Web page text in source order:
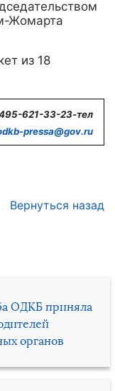
ОДКБ приняла
органов
Жомарта
из 18
621-33-23-тел
pressa@gov.ru
Вернуться назад